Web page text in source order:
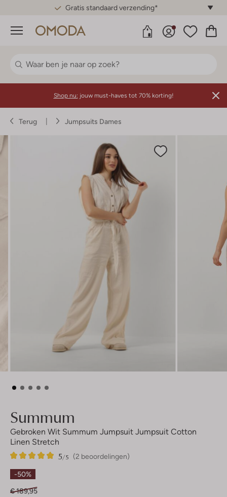
Gratis standaard verzending*
Menu
Shop nu: jouw must-haves tot 70% korting!
Terug Jumpsuits Dames
Summum
Gebroken Wit Summum Jumpsuit Jumpsuit Cotton
Linen Stretch
(2 beoordelingen)
5/5
2
5
Sterren
-50%
€ 189,95